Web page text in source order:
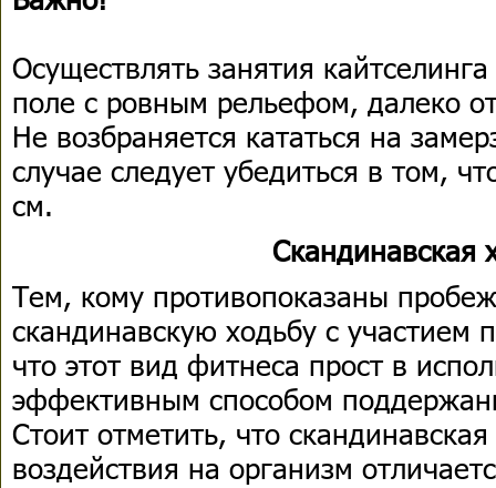
Осуществлять занятия
поле с ровным рельефом, далеко
Не возбраняется кататься на
случае следует убедиться в том,
см.
Скандинавская
Тем, кому противопоказаны
скандинавскую ходьбу с участием
что этот вид фитнеса прост в
эффективным способом
Стоит отметить, что
воздействия на организм